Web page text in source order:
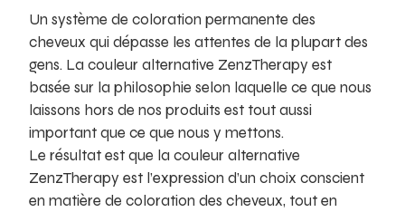
Un système de coloration permanente des
cheveux qui dépasse les attentes de la plupart des
gens. La couleur alternative ZenzTherapy est
basée sur la philosophie selon laquelle ce que nous
laissons hors de nos produits est tout aussi
important que ce que nous y mettons.
Le résultat est que la couleur alternative
ZenzTherapy est l’expression d’un choix conscient
en matière de coloration des cheveux, tout en